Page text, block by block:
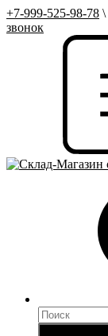
+7-999-525-98-78 \
звонок